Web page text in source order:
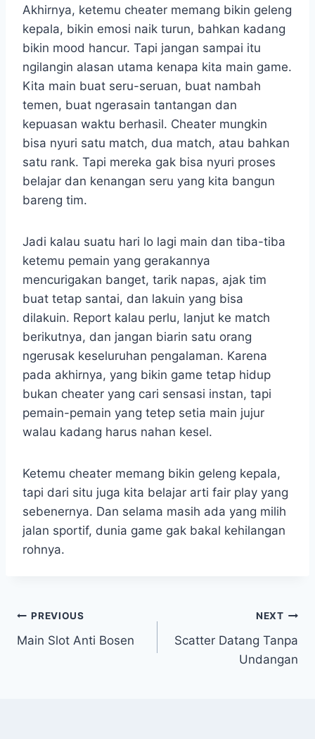
Akhirnya, ketemu cheater memang bikin geleng
kepala, bikin emosi naik turun, bahkan kadang
bikin mood hancur. Tapi jangan sampai itu
ngilangin alasan utama kenapa kita main game.
Kita main buat seru-seruan, buat nambah
temen, buat ngerasain tantangan dan
kepuasan waktu berhasil. Cheater mungkin
bisa nyuri satu match, dua match, atau bahkan
satu rank. Tapi mereka gak bisa nyuri proses
belajar dan kenangan seru yang kita bangun
bareng tim.
Jadi kalau suatu hari lo lagi main dan tiba-tiba
ketemu pemain yang gerakannya
mencurigakan banget, tarik napas, ajak tim
buat tetap santai, dan lakuin yang bisa
dilakuin. Report kalau perlu, lanjut ke match
berikutnya, dan jangan biarin satu orang
ngerusak keseluruhan pengalaman. Karena
pada akhirnya, yang bikin game tetap hidup
bukan cheater yang cari sensasi instan, tapi
pemain-pemain yang tetep setia main jujur
walau kadang harus nahan kesel.
Ketemu cheater memang bikin geleng kepala,
tapi dari situ juga kita belajar arti fair play yang
sebenernya. Dan selama masih ada yang milih
jalan sportif, dunia game gak bakal kehilangan
rohnya.
Post
navigation
PREVIOUS
Main Slot Anti Bosen
NEXT
Scatter Datang Tanpa
Undangan